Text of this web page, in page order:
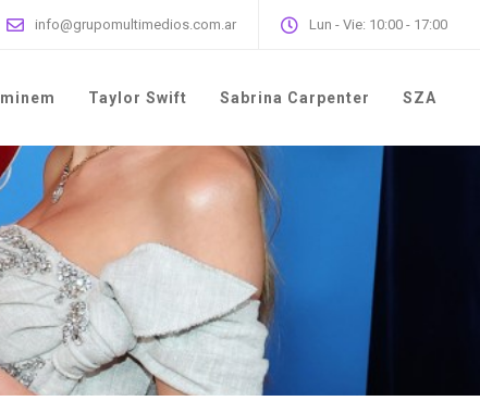
info@grupomultimedios.com.ar Lun - Vie: 10:00 - 17:00
Taylor Swift Sabrina Carpenter SZA